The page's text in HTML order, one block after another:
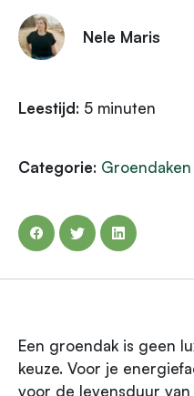
Nele Maris
Leestijd: 5 minuten
Categorie: Groendaken
Een groendak is geen
keuze. Voor je
voor de levensduur van